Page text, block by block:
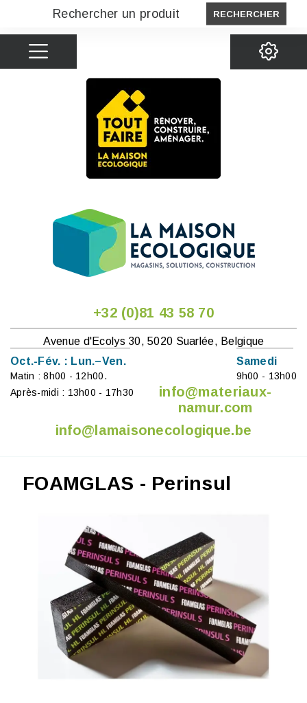
RECHERCHER
+32 (0)81 43 58 70
Avenue d'Ecolys 30, 5020 Suarlée, Belgique
Oct.-Fév. : Lun.–Ven.
Matin : 8h00 - 12h00.
Après-midi : 13h00 - 17h30
Samedi
9h00 - 13h00
info@materiaux-
namur.com
info@lamaisonecologique.be
FOAMGLAS - Perinsul